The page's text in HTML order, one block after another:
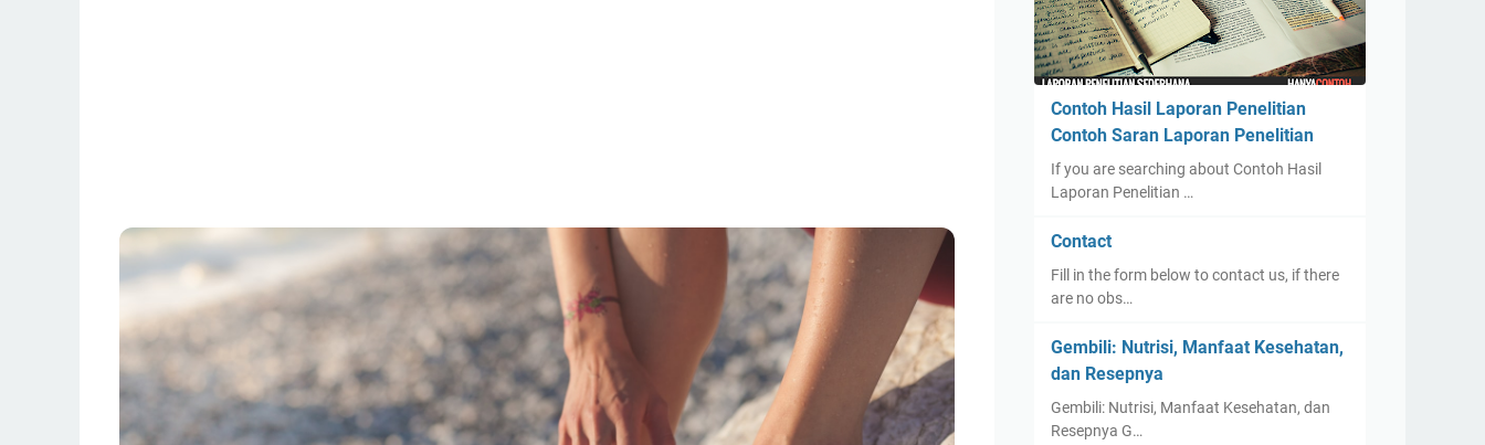
Contoh Hasil Laporan Penelitian
Contoh Saran Laporan Penelitian
If you are searching about Contoh Hasil
Laporan Penelitian …
Contact
Fill in the form below to contact us, if there
are no obs…
Gembili: Nutrisi, Manfaat Kesehatan,
dan Resepnya
Gembili: Nutrisi, Manfaat Kesehatan, dan
Resepnya G…